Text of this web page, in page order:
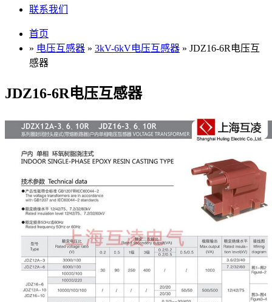
联系我们
首页
» 电压互感器 » 3kV-6kV电压互感器 » JDZ16-6R电压互
感器
JDZ16-6R电压互感器